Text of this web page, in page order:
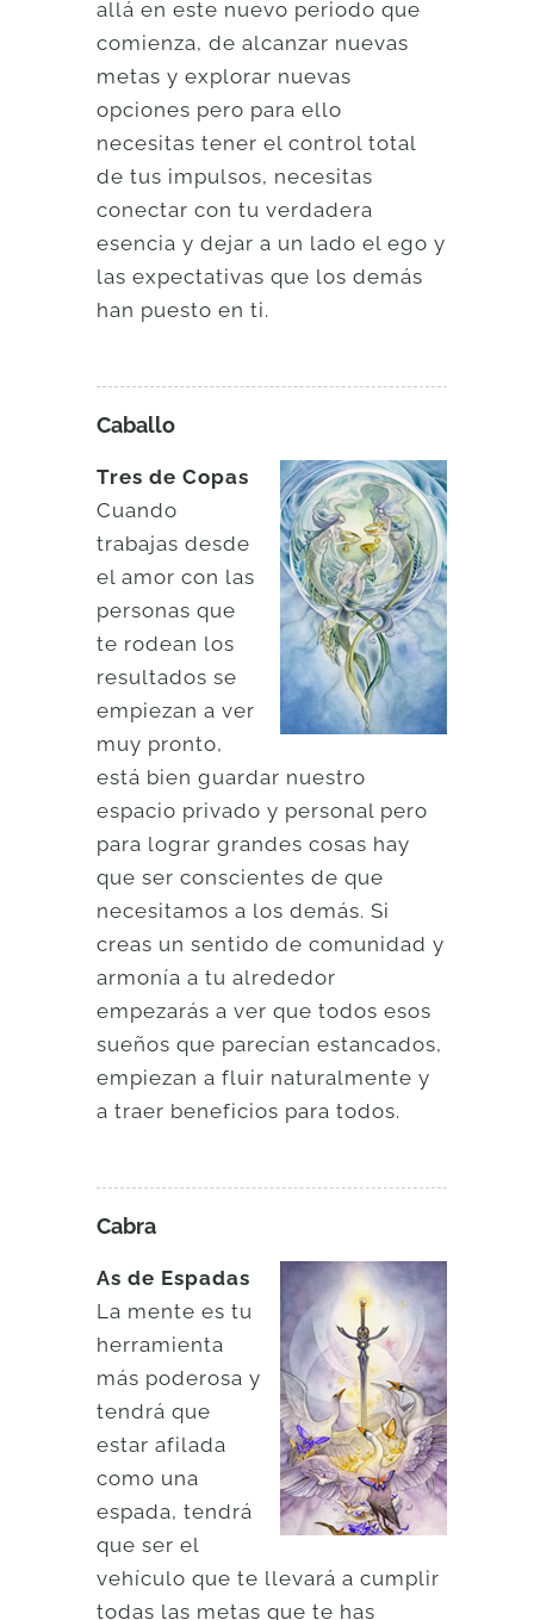
allá en este nuevo periodo que
comienza, de alcanzar nuevas
metas y explorar nuevas
opciones pero para ello
necesitas tener el control total
de tus impulsos, necesitas
conectar con tu verdadera
esencia y dejar a un lado el ego y
las expectativas que los demás
han puesto en ti.
Caballo
Tres de Copas
Cuando
trabajas desde
el amor con las
personas que
te rodean los
resultados se
empiezan a ver
muy pronto,
está bien guardar nuestro
espacio privado y personal pero
para lograr grandes cosas hay
que ser conscientes de que
necesitamos a los demás. Si
creas un sentido de comunidad y
armonía a tu alrededor
empezarás a ver que todos esos
sueños que parecían estancados,
empiezan a fluir naturalmente y
a traer beneficios para todos.
Cabra
As de Espadas
La mente es tu
herramienta
más poderosa y
tendrá que
estar afilada
como una
espada, tendrá
que ser el
vehículo que te llevará a cumplir
todas las metas que te has